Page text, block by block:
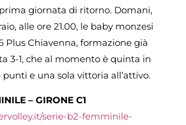
giornata di ritorno. Domani,
alle ore 21.00, le baby monzesi
Plus Chiavenna, formazione già
3-1, che al momento è quinta in
punti e una sola vittoria all’attivo.
– GIRONE C1
serie-b2-femminile-